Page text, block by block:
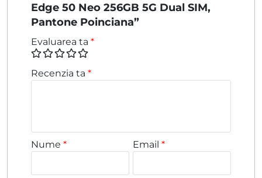
Edge 50 Neo 256GB 5G Dual SIM,
Pantone Poinciana”
Evaluarea ta *
Recenzia ta *
Nume * Email*